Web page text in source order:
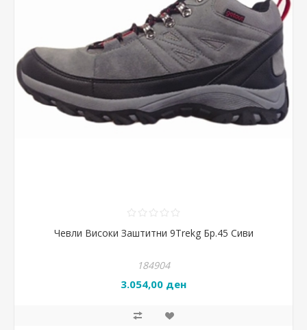
Чевли Високи Заштитни 9Trekg Бр.45 Сиви
184904
3.054,00 ден